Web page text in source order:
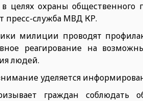
целях охраны общественного
пресс-служба МВД КР.
милиции проводят
реагирование на
людей.
уделяется
граждан соблюдать